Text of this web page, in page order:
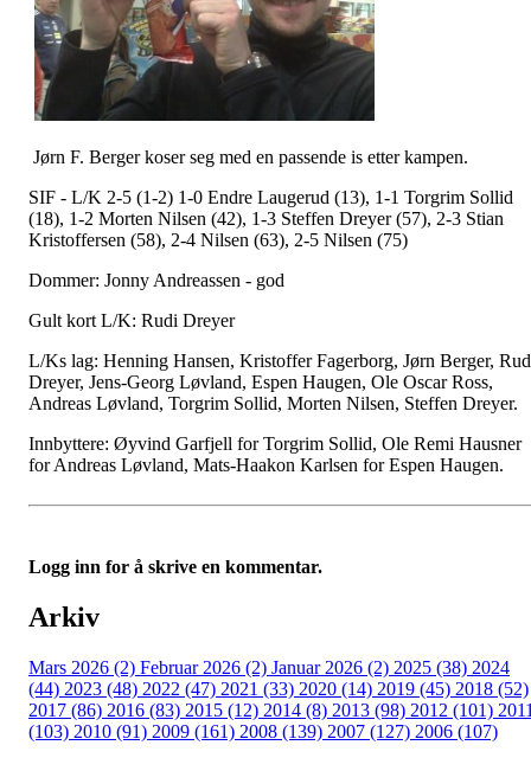
Jørn F. Berger koser seg med en passende is etter kampen.
SIF - L/K 2-5 (1-2) 1-0 Endre Laugerud (13), 1-1 Torgrim Sollid
(18), 1-2 Morten Nilsen (42), 1-3 Steffen Dreyer (57), 2-3 Stian
Kristoffersen (58), 2-4 Nilsen (63), 2-5 Nilsen (75)
Dommer: Jonny Andreassen - god
Gult kort L/K: Rudi Dreyer
L/Ks lag: Henning Hansen, Kristoffer Fagerborg, Jørn Berger,
Dreyer, Jens-Georg Løvland, Espen Haugen, Ole Oscar Ross,
Andreas Løvland, Torgrim Sollid, Morten Nilsen, Steffen Dreyer.
Innbyttere: Øyvind Garfjell for Torgrim Sollid, Ole Remi Hausner
for Andreas Løvland, Mats-Haakon Karlsen for Espen Haugen.
Logg inn for å skrive en kommentar.
Arkiv
Mars 2026 (2) Februar 2026 (2) Januar 2026 (2) 2025 (38) 2024
(44) 2023 (48) 2022 (47) 2021 (33) 2020 (14) 2019 (45) 2018 (52)
2017 (86) 2016 (83) 2015 (12) 2014 (8) 2013 (98) 2012 (101)
(103) 2010 (91) 2009 (161) 2008 (139) 2007 (127) 2006 (107)